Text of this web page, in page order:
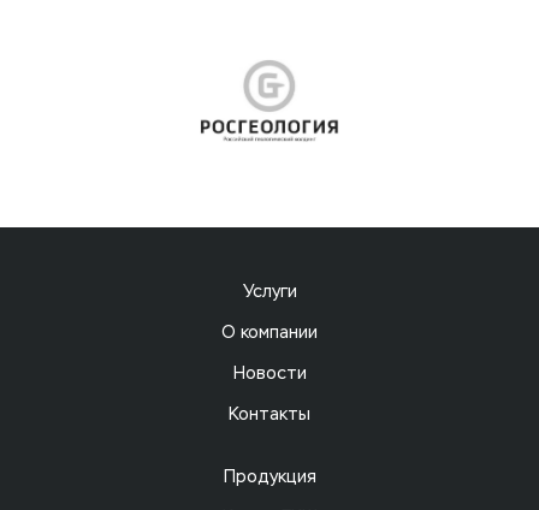
Услуги
О компании
Новости
Контакты
Продукция